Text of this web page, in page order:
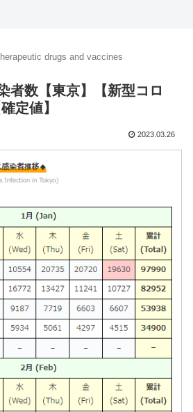
drugs and vaccines
者数【東京】【新型コロ
定値】
2023.03.26